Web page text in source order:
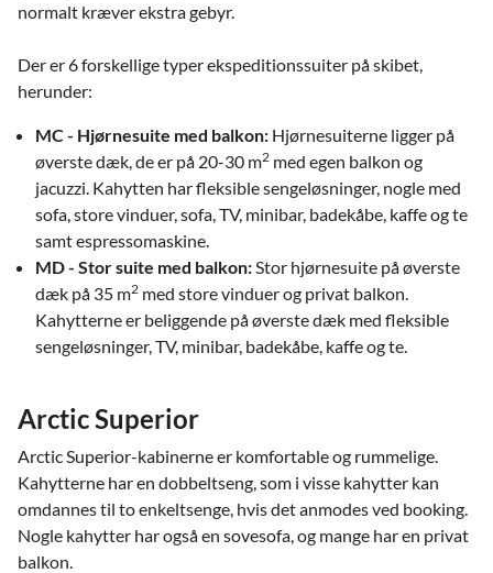
normalt kræver ekstra gebyr.
Der er 6 forskellige typer ekspeditionssuiter på skibet,
herunder:
MC - Hjørnesuite med balkon: Hjørnesuiterne ligger på
øverste dæk, de er på 20-30 m2 med egen balkon og
jacuzzi. Kahytten har fleksible sengeløsninger, nogle med
sofa, store vinduer, sofa, TV, minibar, badekåbe, kaffe og te
samt espressomaskine.
MD - Stor suite med balkon:Stor hjørnesuite på øverste
dæk på 35 m2 med store vinduer og privat balkon.
Kahytterne er beliggende på øverste dæk med fleksible
sengeløsninger, TV, minibar, badekåbe, kaffe og te.
Arctic Superior
Arctic Superior-kabinerne er komfortable og rummelige.
Kahytterne har en dobbeltseng, som i visse kahytter kan
omdannes til to enkeltsenge, hvis det anmodes ved booking.
Nogle kahytter har også en sovesofa, og mange har en privat
balkon.